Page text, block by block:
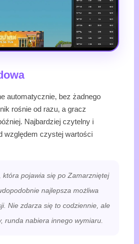
automatycznie, bez żadnego
rośnie od razu, a gracz
Najbardziej czytelny i
względem czystej wartości
która pojawia się po Zamarzniętej
najlepsza możliwa
Nie zdarza się to codziennie, ale
runda nabiera innego wymiaru.